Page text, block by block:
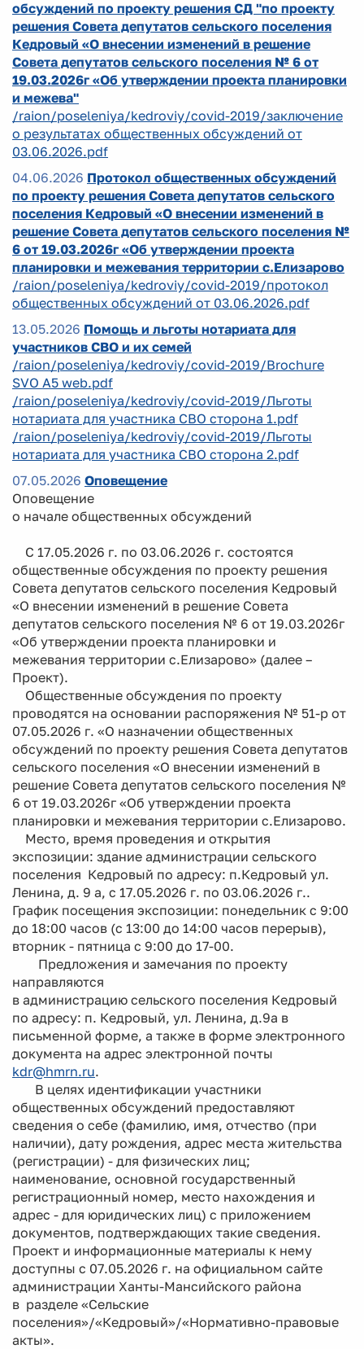
обсуждений по проекту решения СД "по проекту
решения Совета депутатов сельского поселения
Кедровый «О внесении изменений в решение
Совета депутатов сельского поселения № 6 от
19.03.2026г «Об утверждении проекта планировки
и межева"
/raion/poseleniya/kedroviy/covid-2019/заключение
о результатах общественных обсуждений от
03.06.2026.pdf
04.06.2026 Протокол общественных обсуждений
по проекту решения Совета депутатов сельского
поселения Кедровый «О внесении изменений в
решение Совета депутатов сельского поселения №
6 от 19.03.2026г «Об утверждении проекта
планировки и межевания территории с.Елизарово
/raion/poseleniya/kedroviy/covid-2019/протокол
общественных обсуждений от 03.06.2026.pdf
13.05.2026 Помощь и льготы нотариата для
участников СВО и их семей
/raion/poseleniya/kedroviy/covid-2019/Brochure
SVO A5 web.pdf
/raion/poseleniya/kedroviy/covid-2019/Льготы
нотариата для участника СВО сторона 1.pdf
/raion/poseleniya/kedroviy/covid-2019/Льготы
нотариата для участника СВО сторона 2.pdf
07.05.2026 Оповещение
Оповещение
о начале общественных обсуждений
С 17.05.2026 г. по 03.06.2026 г. состоятся
общественные обсуждения по проекту решения
Совета депутатов сельского поселения Кедровый
«О внесении изменений в решение Совета
депутатов сельского поселения № 6 от 19.03.2026г
«Об утверждении проекта планировки и
межевания территории с.Елизарово» (далее –
Проект).
Общественные обсуждения по проекту
проводятся на основании распоряжения № 51-р от
07.05.2026 г. «О назначении общественных
обсуждений по проекту решения Совета депутатов
сельского поселения «О внесении изменений в
решение Совета депутатов сельского поселения №
6 от 19.03.2026г «Об утверждении проекта
планировки и межевания территории с.Елизарово.
Место, время проведения и открытия
экспозиции: здание администрации сельского
поселения Кедровый по адресу: п.Кедровый ул.
Ленина, д. 9 а, с 17.05.2026 г. по 03.06.2026 г..
График посещения экспозиции: понедельник с 9:00
до 18:00 часов (с 13:00 до 14:00 часов перерыв),
вторник - пятница с 9:00 до 17-00.
Предложения и замечания по проекту
направляются
в администрацию сельского поселения Кедровый
по адресу: п. Кедровый, ул. Ленина, д.9а в
письменной форме, а также в форме электронного
документа на адрес электронной почты
kdr@hmrn.ru.
В целях идентификации участники
общественных обсуждений предоставляют
сведения о себе (фамилию, имя, отчество (при
наличии), дату рождения, адрес места жительства
(регистрации) - для физических лиц;
наименование, основной государственный
регистрационный номер, место нахождения и
адрес - для юридических лиц) с приложением
документов, подтверждающих такие сведения.
Проект и информационные материалы к нему
доступны с 07.05.2026 г. на официальном сайте
администрации Ханты-Мансийского района
в разделе «Сельские
поселения»/«Кедровый»/«Нормативно-правовые
акты».